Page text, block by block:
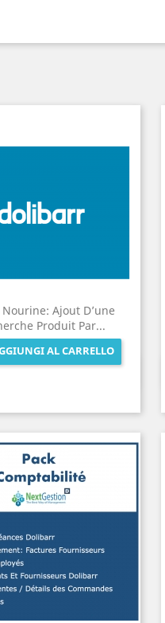
Ajout D’une
Produit Par...
AL CARRELLO